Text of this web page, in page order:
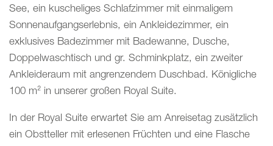
See, ein kuscheliges Schlafzimmer mit einmaligem
Sonnenaufgangserlebnis, ein Ankleidezimmer, ein
exklusives Badezimmer mit Badewanne, Dusche,
Doppelwaschtisch und gr. Schminkplatz, ein zweiter
Ankleideraum mit angrenzendem Duschbad. Königliche
100 m² in unserer großen Royal Suite.
In der Royal Suite erwartet Sie am Anreisetag zusätzlich
ein Obstteller mit erlesenen Früchten und eine Flasche